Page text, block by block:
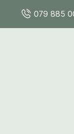
079 885